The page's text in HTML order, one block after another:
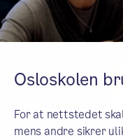
Osloskolen
For at nettstedet
mens andre sikrer